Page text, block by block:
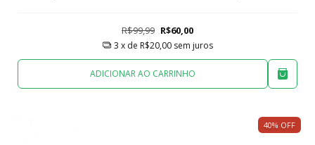
R$99,99 R$60,00
3 x de R$20,00 sem juros
ADICIONAR AO CARRINHO
40% OFF